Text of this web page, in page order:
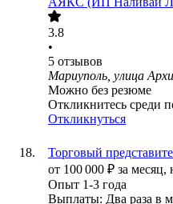
3.8
•
5 отзывов
Мариуполь, улица
Можно без резюме
Откликнитесь среди
Откликнуться
Торговый
от 100 000 ₽ за месяц,
Опыт 1-3 года
Выплаты: Два раза в